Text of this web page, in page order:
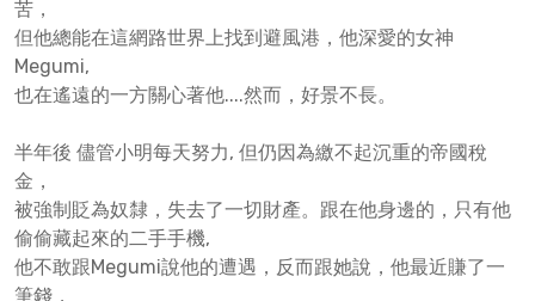
苦，
但他總能在這網路世界上找到避風港，他深愛的女神
Megumi,
也在遙遠的一方關心著他....然而，好景不長。
半年後 儘管小明每天努力, 但仍因為繳不起沉重的帝國稅
金，
被強制貶為奴隸，失去了一切財產。跟在他身邊的，只有他
偷偷藏起來的二手手機,
他不敢跟Megumi說他的遭遇，反而跟她說，他最近賺了一
筆錢，